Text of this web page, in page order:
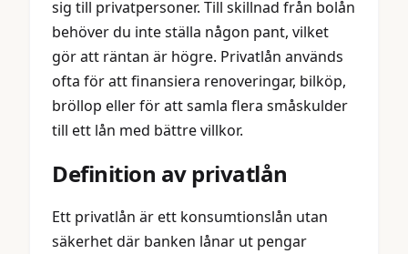
sig till privatpersoner. Till skillnad från bolån
behöver du inte ställa någon pant, vilket
gör att räntan är högre. Privatlån används
ofta för att finansiera renoveringar, bilköp,
bröllop eller för att samla flera småskulder
till ett lån med bättre villkor.
Definition av privatlån
Ett privatlån är ett konsumtionslån utan
säkerhet där banken lånar ut pengar